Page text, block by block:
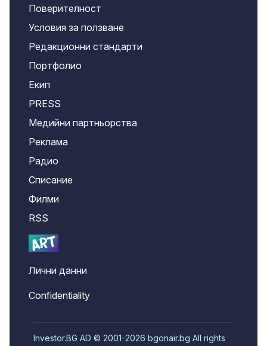
Поверителност
Условия за ползване
Редакционни стандарти
Портфолио
Екип
PRESS
Медийни партньорства
Реклама
Радио
Списание
Филми
RSS
Лични данни
Confidentiality
Investor.BG AD © 2001-2026 bgonair.bg All rights